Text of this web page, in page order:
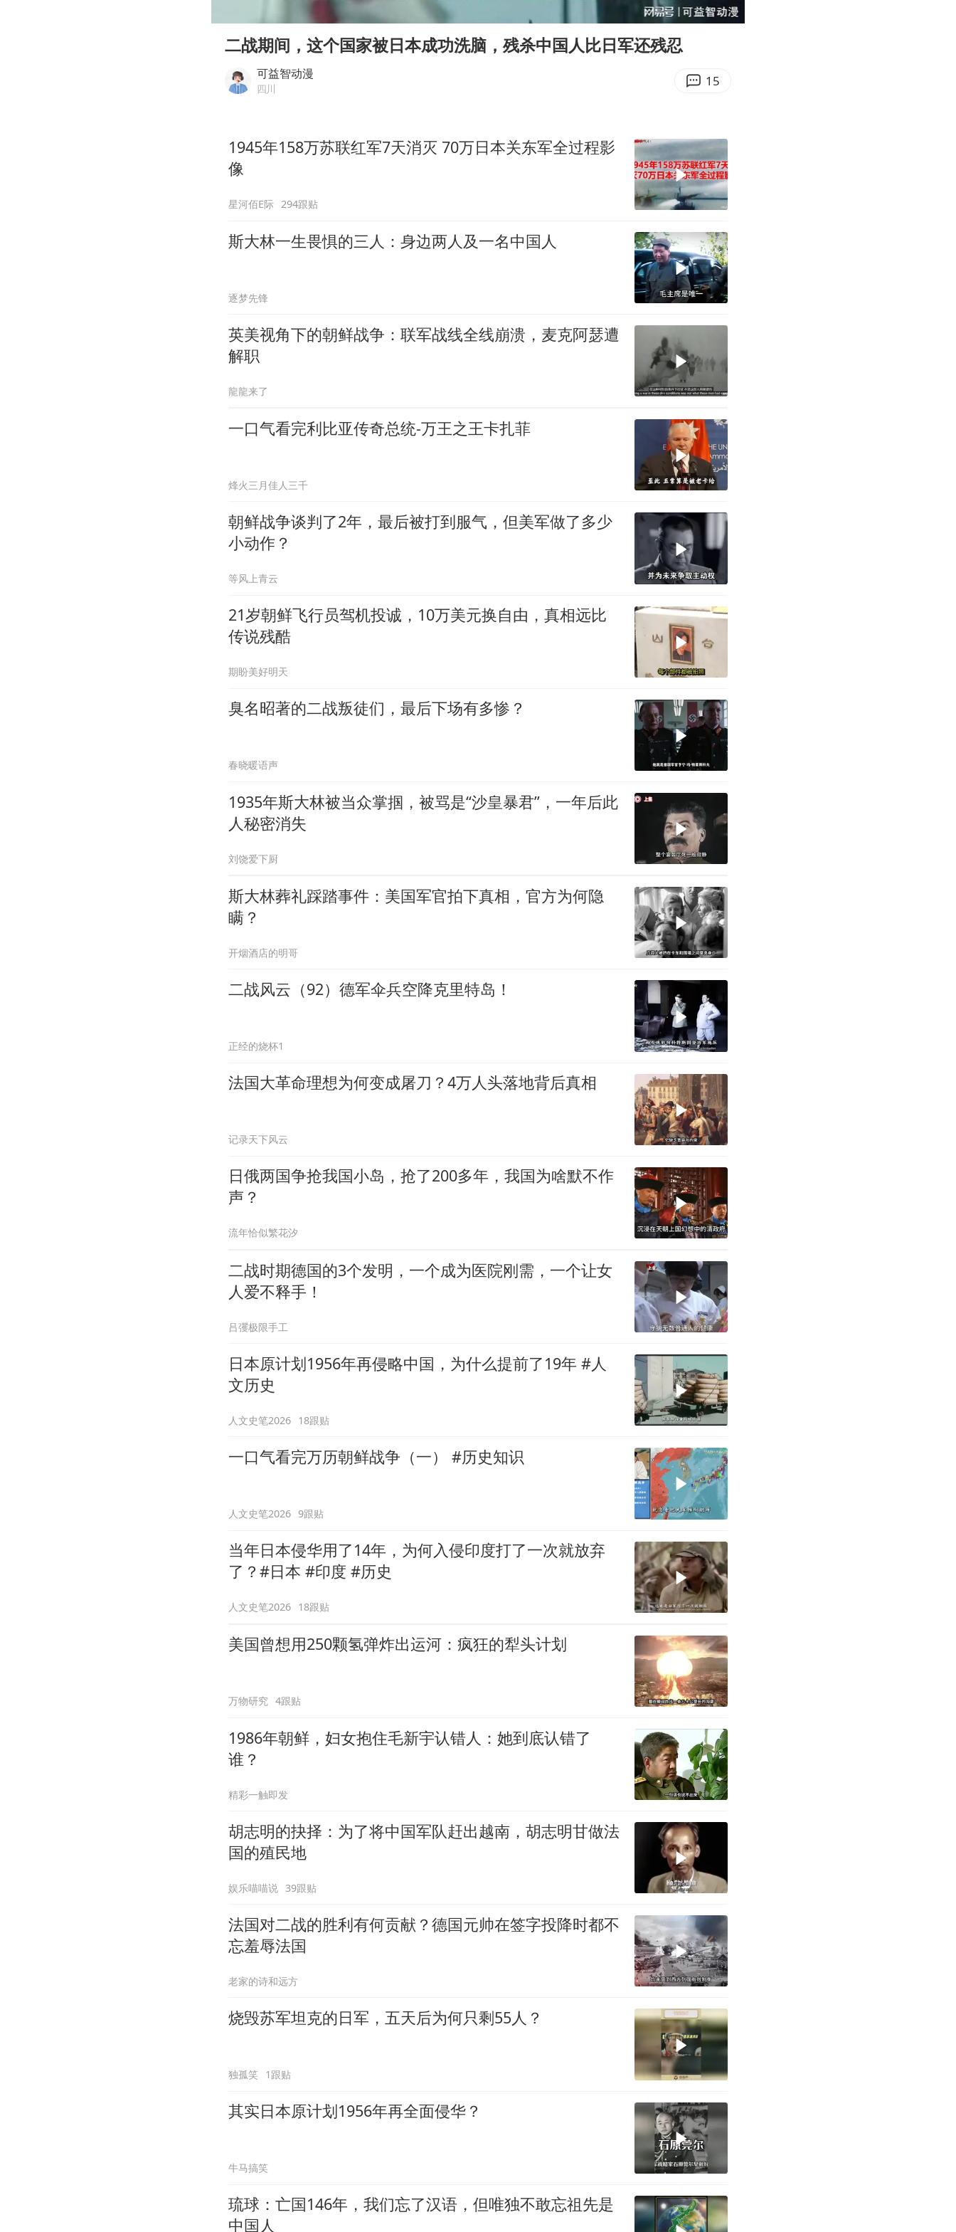
38岁演员求职万岁山NPC成功
我国外贸延续良好增长态势
夯实基础开新局
00:33
Enter
二战期间，这个国家被日本成功洗脑，残杀中国人比日军还残忍
可益智动漫
四川 15
1945年158万苏联红军7天消灭 70万日本关东军全过程影
像
星河佰E际 294跟贴
斯大林一生畏惧的三人：身边两人及一名中国人
逐梦先锋
英美视角下的朝鲜战争：联军战线全线崩溃，麦克阿瑟遭
解职
龍龍来了
一口气看完利比亚传奇总统-万王之王卡扎菲
烽火三月佳人三千
朝鲜战争谈判了2年，最后被打到服气，但美军做了多少
小动作？
等风上青云
21岁朝鲜飞行员驾机投诚，10万美元换自由，真相远比
传说残酷
期盼美好明天
臭名昭著的二战叛徒们，最后下场有多惨？
春晓暖语声
1935年斯大林被当众掌掴，被骂是“沙皇暴君”，一年后此
人秘密消失
刘饶爱下厨
斯大林葬礼踩踏事件：美国军官拍下真相，官方为何隐
瞒？
开烟酒店的明哥
二战风云（92）德军伞兵空降克里特岛！
正经的烧杯1
法国大革命理想为何变成屠刀？4万人头落地背后真相
记录天下风云
日俄两国争抢我国小岛，抢了200多年，我国为啥默不作
声？
流年恰似繁花汐
二战时期德国的3个发明，一个成为医院刚需，一个让女
人爱不释手！
吕彏极限手工
日本原计划1956年再侵略中国，为什么提前了19年 #人
文历史
人文史笔2026 18跟贴
一口气看完万历朝鲜战争（一） #历史知识
人文史笔2026 9跟贴
当年日本侵华用了14年，为何入侵印度打了一次就放弃
了？#日本 #印度 #历史
人文史笔2026 18跟贴
美国曾想用250颗氢弹炸出运河：疯狂的犁头计划
万物研究 4跟贴
1986年朝鲜，妇女抱住毛新宇认错人：她到底认错了
谁？
精彩一触即发
胡志明的抉择：为了将中国军队赶出越南，胡志明甘做法
国的殖民地
娱乐喵喵说 39跟贴
法国对二战的胜利有何贡献？德国元帅在签字投降时都不
忘羞辱法国
老家的诗和远方
烧毁苏军坦克的日军，五天后为何只剩55人？
独孤笑 1跟贴
其实日本原计划1956年再全面侵华？
牛马搞笑
琉球：亡国146年，我们忘了汉语，但唯独不敢忘祖先是
中国人